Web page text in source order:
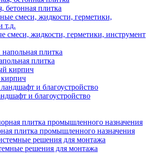
бетонная плитка
смеси, жидкости, герметики, инструмент
плитка
и благоустройство
плитка промышленного назначения
решения для монтажа